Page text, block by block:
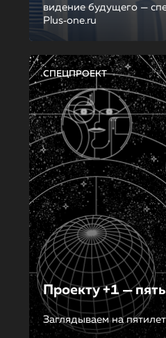
видение будущего —
Plus‑one.ru
СПЕЦПРОЕКТ
Проекту +1 —
Заглядываем на